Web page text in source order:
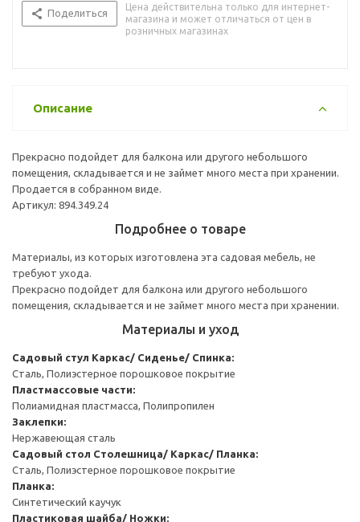
Поделиться
Цена действительна только для интернет-
магазина и может отличаться от цен в
розничных магазинах
Описание
Прекрасно подойдет для балкона или другого небольшого
помещения, складывается и не займет много места при хранении.
Продается в собранном виде.
Артикул: 894.349.24
Подробнее о товаре
Материалы, из которых изготовлена эта садовая мебель, не
требуют ухода.
Прекрасно подойдет для балкона или другого небольшого
помещения, складывается и не займет много места при хранении.
Материалы и уход
Садовый стул Каркас/ Сиденье/ Спинка:
Сталь, Полиэстерное порошковое покрытие
Пластмассовые части:
Полиамидная пластмасса, Полипропилен
Заклепки:
Нержавеющая сталь
Садовый стол Столешница/ Каркас/ Планка:
Сталь, Полиэстерное порошковое покрытие
Планка:
Синтетический каучук
Пластиковая шайба/ Ножки: